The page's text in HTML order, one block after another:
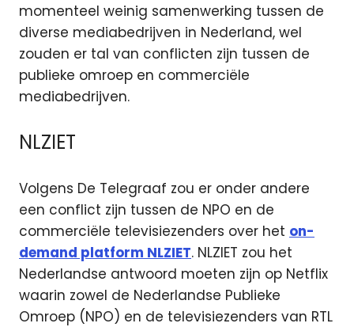
momenteel weinig samenwerking tussen de
diverse mediabedrijven in Nederland, wel
zouden er tal van conflicten zijn tussen de
publieke omroep en commerciële
mediabedrijven.
NLZIET
Volgens De Telegraaf zou er onder andere
een conflict zijn tussen de NPO en de
commerciële televisiezenders over het on-
demand platform NLZIET. NLZIET zou het
Nederlandse antwoord moeten zijn op Netflix
waarin zowel de Nederlandse Publieke
Omroep (NPO) en de televisiezenders van RTL